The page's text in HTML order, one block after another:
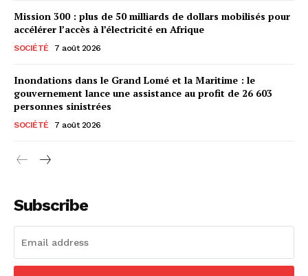
Mission 300 : plus de 50 milliards de dollars mobilisés pour
accélérer l’accès à l’électricité en Afrique
SOCIÉTÉ 7 août 2026
Inondations dans le Grand Lomé et la Maritime : le
gouvernement lance une assistance au profit de 26 603
personnes sinistrées
SOCIÉTÉ 7 août 2026
Subscribe